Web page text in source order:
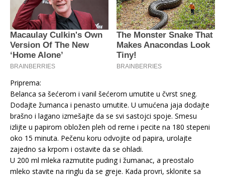
Priprema:
Belanca sa šećerom i vanil šećerom umutite u čvrst sneg.
Dodajte žumanca i penasto umutite. U umućena jaja dodajte
brašno i lagano izmešajte da se svi sastojci spoje. Smesu
izlijte u papirom obložen pleh od rerne i pecite na 180 stepeni
oko 15 minuta. Pečenu koru odvojite od papira, urolajte
zajedno sa krpom i ostavite da se ohladi.
U 200 ml mleka razmutite puding i žumanac, a preostalo
mleko stavite na ringlu da se greje. Kada provri, sklonite sa